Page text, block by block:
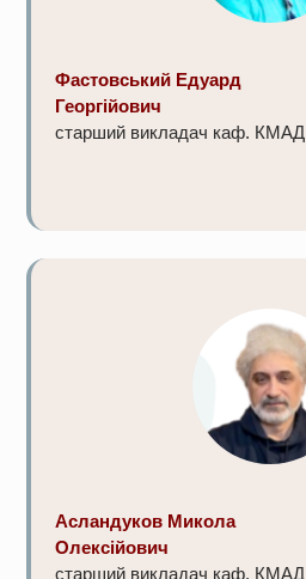
Фастовський Едуард
Георгійович
старший викладач каф. КМАД
Асландуков Микола
Олексійович
старший викладач каф. КМАД